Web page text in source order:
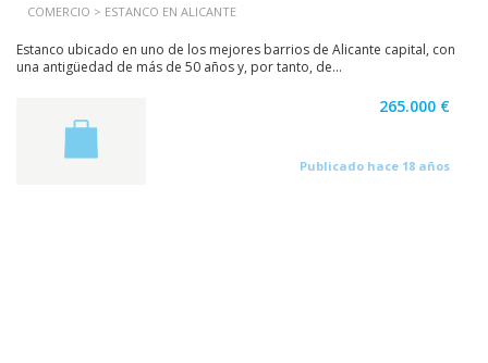
COMERCIO > ESTANCO EN ALICANTE
Estanco ubicado en uno de los mejores barrios de Alicante capital, con
una antigüedad de más de 50 años y, por tanto, de...
265.000 €
Publicado hace 18 años